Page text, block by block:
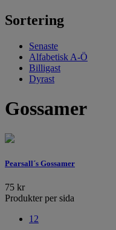
Sortering
Senaste
Alfabetisk A-Ö
Billigast
Dyrast
Gossamer
Pearsall´s Gossamer
75 kr
Produkter per sida
12